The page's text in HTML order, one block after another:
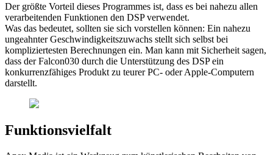
Der größte Vorteil dieses Programmes ist, dass es bei nahezu allen
verarbeitenden Funktionen den DSP verwendet.
Was das bedeutet, sollten sie sich vorstellen können: Ein nahezu
ungeahnter Geschwindigkeitszuwachs stellt sich selbst bei
kompliziertesten Berechnungen ein. Man kann mit Sicherheit sagen,
dass der Falcon030 durch die Unterstützung des DSP ein
konkurrenzfähiges Produkt zu teurer PC- oder Apple-Computern
darstellt.
Funktionsvielfalt